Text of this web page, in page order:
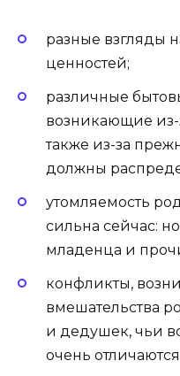
разные взгляды
ценностей;
различные
возникающие из-
также из-за
должны
утомляемость
сильна сейчас:
младенца и
конфликты,
вмешательства
и дедушек, чьи
очень